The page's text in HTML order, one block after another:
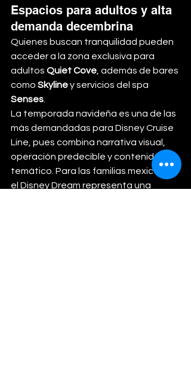
Espacios para adultos y alta
demanda decembrina
Quienes buscan tranquilidad pueden
acceder a la zona exclusiva para
adultos Quiet Cove , además de bares
como Skyline y servicios del spa
Senses
La temporada navideña es una de las
más demandadas para Disney Cruise
Line, pues combina narrativa visual,
operación predecible y contenido
temático. Para las familias mexicanas,
el Disney Dream representa una